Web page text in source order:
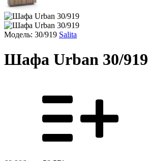
Модель: 30/919 Salita
Шафа Urban 30/919